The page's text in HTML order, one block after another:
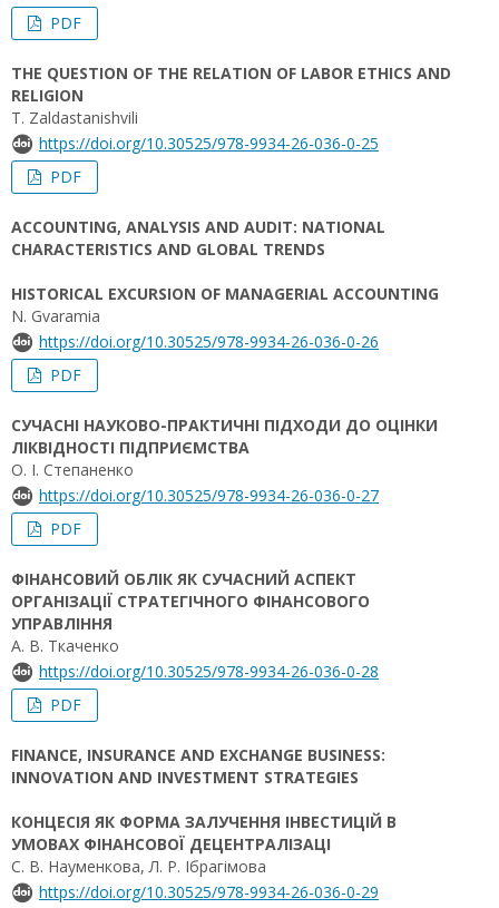
PDF
THE QUESTION OF THE RELATION OF LABOR ETHICS AND
RELIGION
T. Zaldastanishvili
https://doi.org/10.30525/978-9934-26-036-0-25
PDF
ACCOUNTING, ANALYSIS AND AUDIT: NATIONAL
CHARACTERISTICS AND GLOBAL TRENDS
HISTORICAL EXCURSION OF MANAGERIAL ACCOUNTING
N. Gvaramia
https://doi.org/10.30525/978-9934-26-036-0-26
PDF
СУЧАСНІ НАУКОВО-ПРАКТИЧНІ ПІДХОДИ ДО ОЦІНКИ
ЛІКВІДНОСТІ ПІДПРИЄМСТВА
О. І. Степаненко
https://doi.org/10.30525/978-9934-26-036-0-27
PDF
ФІНАНСОВИЙ ОБЛІК ЯК СУЧАСНИЙ АСПЕКТ
ОРГАНІЗАЦІЇ СТРАТЕГІЧНОГО ФІНАНСОВОГО
УПРАВЛІННЯ
А. В. Ткаченко
https://doi.org/10.30525/978-9934-26-036-0-28
PDF
FINANCE, INSURANCE AND EXCHANGE BUSINESS:
INNOVATION AND INVESTMENT STRATEGIES
КОНЦЕСІЯ ЯК ФОРМА ЗАЛУЧЕННЯ ІНВЕСТИЦІЙ В
УМОВАХ ФІНАНСОВОЇ ДЕЦЕНТРАЛІЗАЦІ
С. В. Науменкова, Л. Р. Ібрагімова
https://doi.org/10.30525/978-9934-26-036-0-29